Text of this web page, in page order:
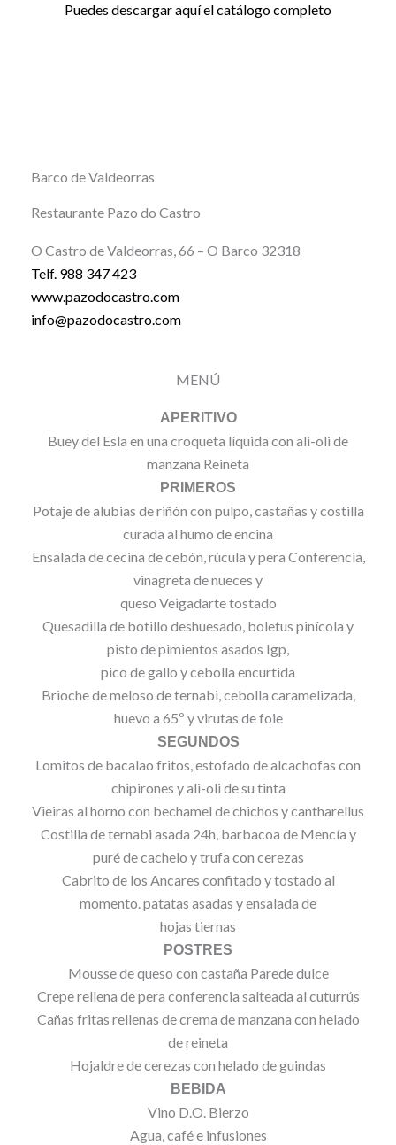
Puedes descargar aquí el catálogo completo
Barco de Valdeorras
Restaurante Pazo do Castro
O Castro de Valdeorras, 66 – O Barco 32318
Telf. 988 347 423
www.pazodocastro.com
info@pazodocastro.com
MENÚ
APERITIVO
Buey del Esla en una croqueta líquida con ali-oli de
manzana Reineta
PRIMEROS
Potaje de alubias de riñón con pulpo, castañas y costilla
curada al humo de encina
Ensalada de cecina de cebón, rúcula y pera Conferencia,
vinagreta de nueces y
queso Veigadarte tostado
Quesadilla de botillo deshuesado, boletus pinícola y
pisto de pimientos asados Igp,
pico de gallo y cebolla encurtida
Brioche de meloso de ternabi, cebolla caramelizada,
huevo a 65º y virutas de foie
SEGUNDOS
Lomitos de bacalao fritos, estofado de alcachofas con
chipirones y ali-oli de su tinta
Vieiras al horno con bechamel de chichos y cantharellus
Costilla de ternabi asada 24h, barbacoa de Mencía y
puré de cachelo y trufa con cerezas
Cabrito de los Ancares confitado y tostado al
momento. patatas asadas y ensalada de
hojas tiernas
POSTRES
Mousse de queso con castaña Parede dulce
Crepe rellena de pera conferencia salteada al cuturrús
Cañas fritas rellenas de crema de manzana con helado
de reineta
Hojaldre de cerezas con helado de guindas
BEBIDA
Vino D.O. Bierzo
Agua, café e infusiones